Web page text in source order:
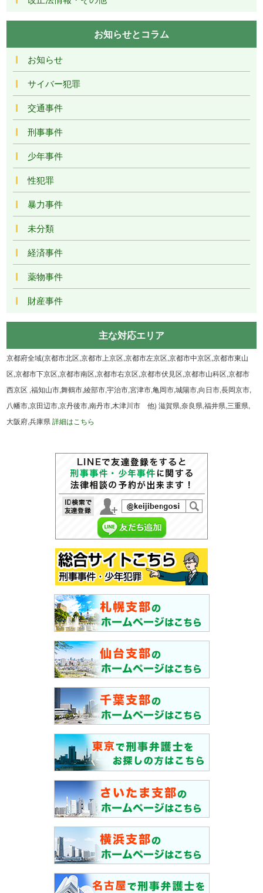
お知らせとコラム
お知らせ
サイバー犯罪
交通事件
刑事事件
少年事件
性犯罪
暴力事件
未分類
経済事件
薬物事件
財産事件
主な対応エリア
京都府全域(京都市北区,京都市上京区,京都市左京区,京都市中京区,京都市東山
区,京都市下京区,京都市南区,京都市右京区,京都市伏見区,京都市山科区,京都市
西京区 ,福知山市,舞鶴市,綾部市,宇治市,宮津市,亀岡市,城陽市,向日市,長岡京市,
八幡市,京田辺市,京丹後市,南丹市,木津川市 他) 滋賀県,奈良県,福井県,三重県,
大阪府,兵庫県詳細はこちら